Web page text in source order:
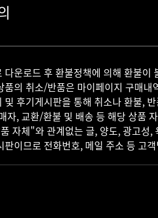
다운로드 후 환불정책에 의해 환불이
품의 취소/반품은 마이페이지 구매내
및 후기게시판을 통해 취소나 환불,
자, 교환/환불 및 배송 등 해당 상품
자체"와 관계없는 글, 양도, 광고성,
판이므로 전화번호, 메일 주소 등 고